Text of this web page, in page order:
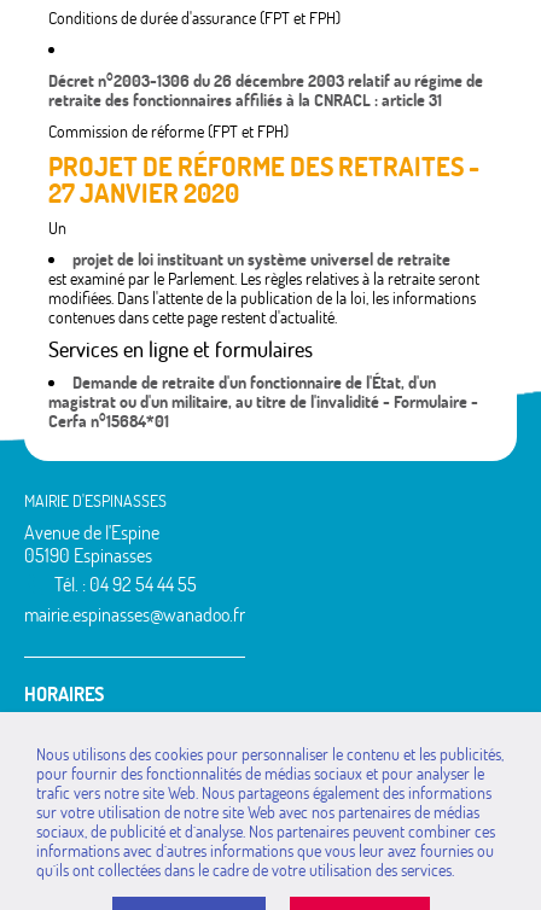
Conditions de durée d'assurance (FPT et FPH)
Décret n°2003-1306 du 26 décembre 2003 relatif au régime de
retraite des fonctionnaires affiliés à la CNRACL : article 31
Commission de réforme (FPT et FPH)
PROJET DE RÉFORME DES RETRAITES -
27 JANVIER 2020
Un
projet de loi instituant un système universel de retraite
est examiné par le Parlement. Les règles relatives à la retraite seront
modifiées. Dans l'attente de la publication de la loi, les informations
contenues dans cette page restent d'actualité.
Services en ligne et formulaires
Demande de retraite d'un fonctionnaire de l'État, d'un
magistrat ou d'un militaire, au titre de l'invalidité - Formulaire -
Cerfa n°15684*01
MAIRIE D'ESPINASSES
Avenue de l'Espine
05190 Espinasses
Tél. : 04 92 54 44 55
mairie.espinasses@wanadoo.fr
HORAIRES
Mardi : 9h à 12h / 14h à 18h
Jeudi : 9h à 12h / 14h à 18h
Vendredi : 14h à 17h
MAIRIES DE LA
COMMUNAUTÉ DE
COMMUNES
Avançon
La Bâtie-Vieille
La Rochette
Montgardin
Piégut
Rochebrune
Rousset
Saint-Étienne-le-Laus
Théus
Nous utilisons des cookies pour personnaliser le contenu et les publicités,
pour fournir des fonctionnalités de médias sociaux et pour analyser le
trafic vers notre site Web. Nous partageons également des informations
sur votre utilisation de notre site Web avec nos partenaires de médias
sociaux, de publicité et d`analyse. Nos partenaires peuvent combiner ces
informations avec d`autres informations que vous leur avez fournies ou
qu`ils ont collectées dans le cadre de votre utilisation des services.